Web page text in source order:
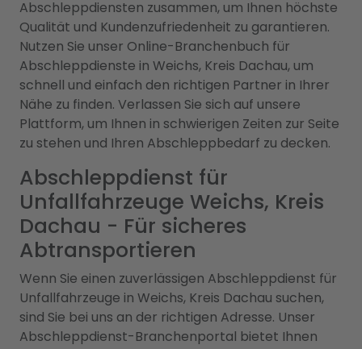
Abschleppdiensten zusammen, um Ihnen höchste
Qualität und Kundenzufriedenheit zu garantieren.
Nutzen Sie unser Online-Branchenbuch für
Abschleppdienste in Weichs, Kreis Dachau, um
schnell und einfach den richtigen Partner in Ihrer
Nähe zu finden. Verlassen Sie sich auf unsere
Plattform, um Ihnen in schwierigen Zeiten zur Seite
zu stehen und Ihren Abschleppbedarf zu decken.
Abschleppdienst für
Unfallfahrzeuge Weichs, Kreis
Dachau - Für sicheres
Abtransportieren
Wenn Sie einen zuverlässigen Abschleppdienst für
Unfallfahrzeuge in Weichs, Kreis Dachau suchen,
sind Sie bei uns an der richtigen Adresse. Unser
Abschleppdienst-Branchenportal bietet Ihnen